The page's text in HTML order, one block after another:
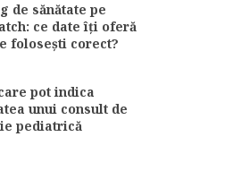
de sănătate pe
ce date îți oferă
folosești corect?
pot indica
unui consult de
pediatrică